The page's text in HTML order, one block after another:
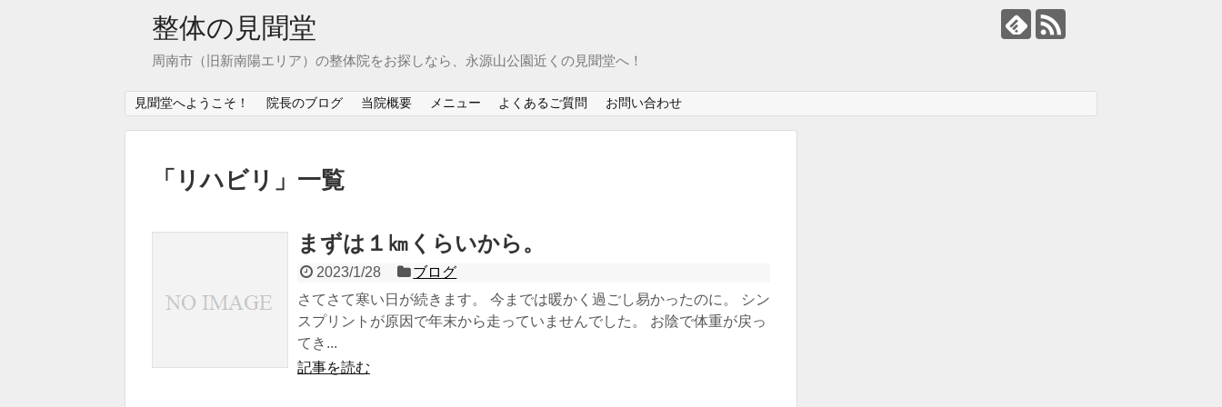
整体の見聞堂
周南市（旧新南陽エリア）の整体院をお探しなら、永源山公園近くの見聞堂へ！
見聞堂へようこそ！ 院長のブログ 当院概要 メニュー よくあるご質問 お問い合わせ
「 リハビリ 」 一覧
まずは１㎞くらいから。
2023/1/28
ブログ
さてさて寒い日が続きます。 今までは暖かく過ごし易かったのに。 シン
スプリントが原因で年末から走っていませんでした。 お陰で体重が戻っ
てき...
記事を読む